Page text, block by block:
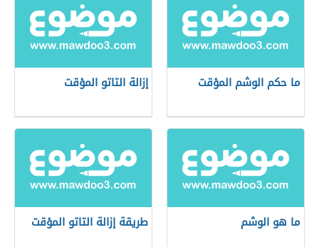
ما حكم الوشم المؤقت إزالة التاتو المؤقت
ما هو الوشم طريقة إزالة التاتو المؤقت